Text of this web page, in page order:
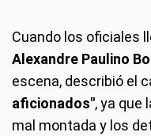
Cuando los oficiales
Alexandre Paulino
escena, describió el
aficionados", ya que
mal montada y los